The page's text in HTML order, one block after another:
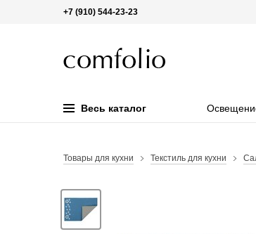
+7 (910) 544-23-23
Весь каталог
Товары для кухни Текстиль для кухни